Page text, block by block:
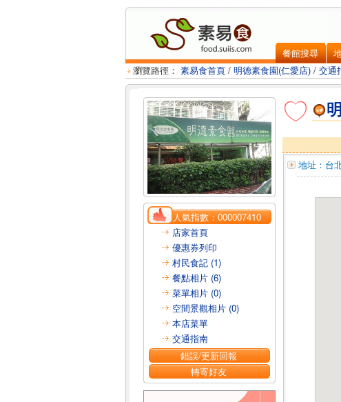
餐館搜尋
瀏覽路徑： 素易食首頁 / 明德素食園(仁愛店) / 交通
人氣指數：000007410
店家首頁
優惠券列印
村民食記 (1)
餐點相片 (6)
菜單相片 (0)
空間景觀相片 (0)
本店菜單
交通指南
錯誤/更新回報
轉寄好友
地址： 台